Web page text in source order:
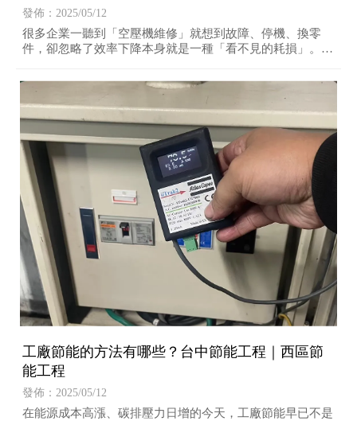
發佈：2025/05/12
很多企業一聽到「空壓機維修」就想到故障、停機、換零
件，卻忽略了效率下降本身就是一種「看不見的耗損」。更
但會讓你每個月的電費越來越重。
工廠節能的方法有哪些？台中節能工程｜西區節
能工程
發佈：2025/05/12
在能源成本高漲、碳排壓力日增的今天，工廠節能早已不是